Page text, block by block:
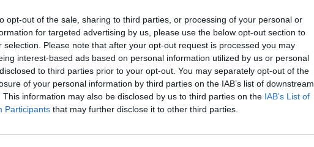
opt-out of the sale, sharing to third parties, or processing of your personal or
for targeted advertising by us, please use the below opt-out section to
selection. Please note that after your opt-out request is processed you may
interest-based ads based on personal information utilized by us or personal
to third parties prior to your opt-out. You may separately opt-out of the
of your personal information by third parties on the IAB’s list of downstream
This information may also be disclosed by us to third parties on the IAB’s List of
Participants that may further disclose it to other third parties.